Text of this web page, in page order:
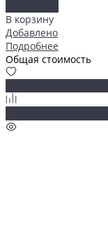
В корзину
Добавлено
Подробнее
Общая стоимость